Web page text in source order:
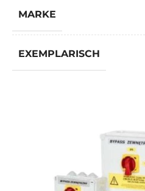
MARKE
EXEMPLARISCH